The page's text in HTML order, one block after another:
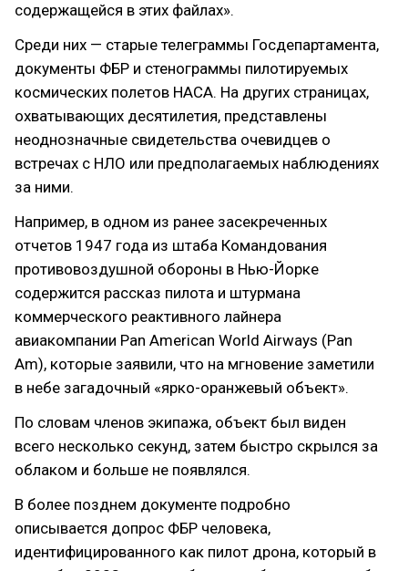
содержащейся в этих файлах».
Среди них — старые телеграммы Госдепартамента,
документы ФБР и стенограммы пилотируемых
космических полетов НАСА. На других страницах,
охватывающих десятилетия, представлены
неоднозначные свидетельства очевидцев о
встречах с НЛО или предполагаемых наблюдениях
за ними.
Например, в одном из ранее засекреченных
отчетов 1947 года из штаба Командования
противовоздушной обороны в Нью-Йорке
содержится рассказ пилота и штурмана
коммерческого реактивного лайнера
авиакомпании Pan American World Airways (Pan
Am), которые заявили, что на мгновение заметили
в небе загадочный «ярко-оранжевый объект».
По словам членов экипажа, объект был виден
всего несколько секунд, затем быстро скрылся за
облаком и больше не появлялся.
В более позднем документе подробно
описывается допрос ФБР человека,
идентифицированного как пилот дрона, который в